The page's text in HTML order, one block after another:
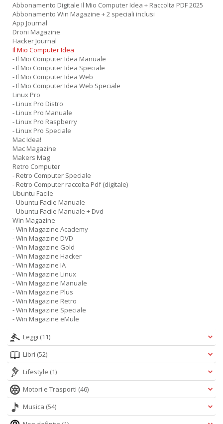
Abbonamento Digitale Il Mio Computer Idea + Raccolta PDF 2025
Abbonamento Win Magazine + 2 speciali inclusi
App Journal
Droni Magazine
Hacker Journal
Il Mio Computer Idea
- Il Mio Computer Idea Manuale
- Il Mio Computer Idea Speciale
- Il Mio Computer Idea Web
- Il Mio Computer Idea Web Speciale
Linux Pro
- Linux Pro Distro
- Linux Pro Manuale
- Linux Pro Raspberry
- Linux Pro Speciale
Mac Idea!
Mac Magazine
Makers Mag
Retro Computer
- Retro Computer Speciale
- Retro Computer raccolta Pdf (digitale)
Ubuntu Facile
- Ubuntu Facile Manuale
- Ubuntu Facile Manuale + Dvd
Win Magazine
- Win Magazine Academy
- Win Magazine DVD
- Win Magazine Gold
- Win Magazine Hacker
- Win Magazine IA
- Win Magazine Linux
- Win Magazine Manuale
- Win Magazine Plus
- Win Magazine Retro
- Win Magazine Speciale
- Win Magazine eMule
Leggi (11)
Libri (52)
Lifestyle (1)
Motori e Trasporti (46)
Musica (54)